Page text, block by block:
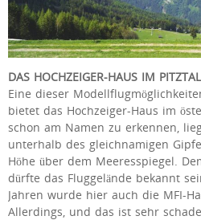
DAS HOCHZEIGER-HAUS IM PITZTAL
Eine dieser
bietet das Hochzeiger-Haus im
schon am Namen zu erkennen,
unterhalb des gleichnamigen
Höhe über dem Meeresspiegel.
dürfte das Fluggelände bekannt
Jahren wurde hier auch die MFI-
Allerdings, und das ist sehr